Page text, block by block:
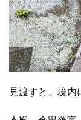
見渡すと、境内